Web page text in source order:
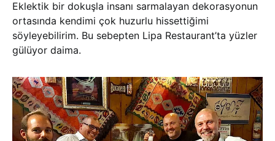
Eklektik bir dokuşla insanı sarmalayan dekorasyonun
ortasında kendimi çok huzurlu hissettiğimi
söyleyebilirim. Bu sebepten Lipa Restaurant’ta yüzler
gülüyor daima.